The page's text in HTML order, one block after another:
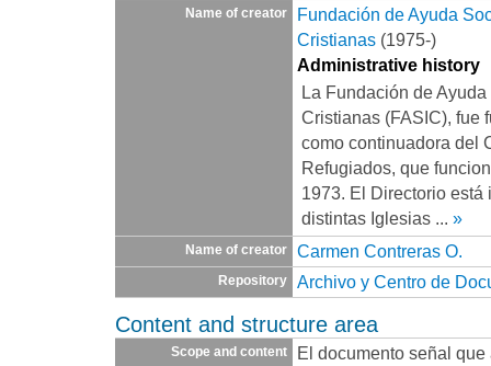
Name of creator
Fundación de Ayuda
Cristianas (1975-)
Administrative history
La Fundación de
Cristianas (FASIC), fue
como continuadora del
Refugiados, que
1973. El Directorio está
distintas Iglesias ... »
Name of creator Carmen Contreras O.
Repository Archivo y Centro de
Content and structure area
Scope and content
El documento señal